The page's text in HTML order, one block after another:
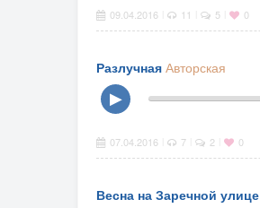
09.04.2016 11 5 0
Разлучная Авторская
▶
07.04.2016 7 2 0
Весна на Заречной улице